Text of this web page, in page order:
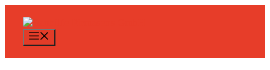
Inhalt
springen